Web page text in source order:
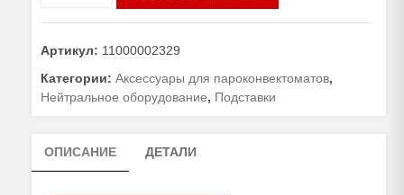
Подставка
ПК-10М
Артикул: 11000002329
Категории: Аксессуары для пароконвектоматов,
Нейтральное оборудование, Подставки
ОПИСАНИЕ ДЕТАЛИ